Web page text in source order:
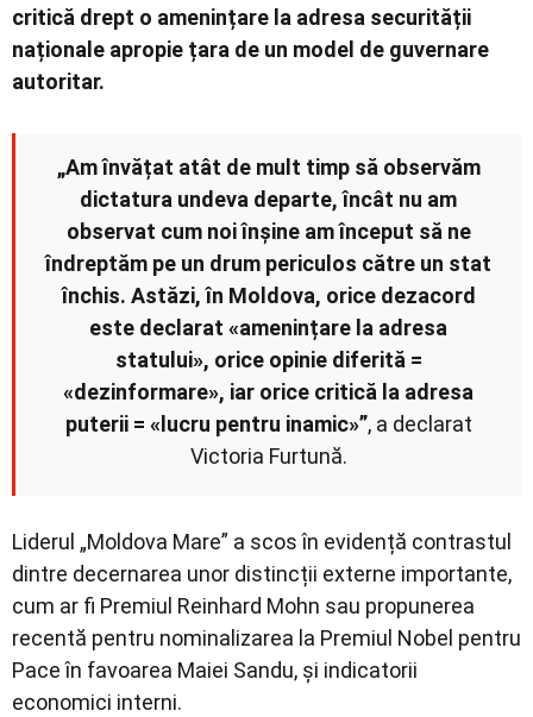
critică drept o amenințare la adresa securității
naționale apropie țara de un model de guvernare
autoritar.
„Am învățat atât de mult timp să observăm
dictatura undeva departe, încât nu am
observat cum noi înșine am început să ne
îndreptăm pe un drum periculos către un stat
închis. Astăzi, în Moldova, orice dezacord
este declarat «amenințare la adresa
statului», orice opinie diferită =
«dezinformare», iar orice critică la adresa
puterii = «lucru pentru inamic»”, a declarat
Victoria Furtună.
Liderul „Moldova Mare” a scos în evidență contrastul
dintre decernarea unor distincții externe importante,
cum ar fi Premiul Reinhard Mohn sau propunerea
recentă pentru nominalizarea la Premiul Nobel pentru
Pace în favoarea Maiei Sandu, și indicatorii
economici interni.